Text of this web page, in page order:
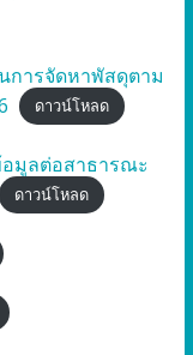
การจัดหาพัสดุตาม
ดาวน์โหลด
มูลต่อสาธารณะ
ดาวน์โหลด